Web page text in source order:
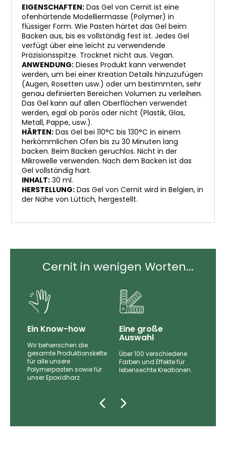
EIGENSCHAFTEN: Das Gel von Cernit ist eine
ofenhärtende Modelliermasse (Polymer) in
flüssiger Form. Wie Pasten härtet das Gel beim
Backen aus, bis es vollständig fest ist. Jedes Gel
verfügt über eine leicht zu verwendende
Präzisionsspitze. Trocknet nicht aus. Vegan.
ANWENDUNG: Dieses Produkt kann verwendet
werden, um bei einer Kreation Details hinzuzufügen
(Augen, Rosetten usw.) oder um bestimmten, sehr
genau definierten Bereichen Volumen zu verleihen.
Das Gel kann auf allen Oberflächen verwendet
werden, egal ob porös oder nicht (Plastik, Glas,
Metall, Pappe, usw.).
HÄRTEN: Das Gel bei 110°C bis 130°C in einem
herkömmlichen Ofen bis zu 30 Minuten lang
backen. Beim Backen geruchlos. Nicht in der
Mikrowelle verwenden. Nach dem Backen ist das
Gel vollständig hart.
INHALT: 30 ml.
HERSTELLUNG: Das Gel von Cernit wird in Belgien, in
der Nähe von Lüttich, hergestellt.
Cernit in wenigen Worten...
Ein Know-how
Wir beherrschen die
gesamte Produktionskette
für alle unsere
Polymerpasten sowie für
unser Epoxidharz.
Eine große
Auswahl
Über 100 verschiedene
Farben und Effekte für
lebensechte Kreationen.